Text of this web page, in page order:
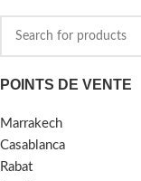
POINTS DE VENTE
Marrakech
Casablanca
Rabat